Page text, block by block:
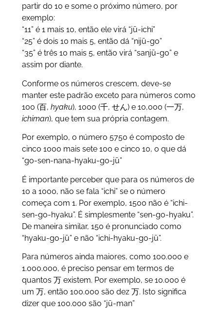
partir do 10 e some o próximo número, por
exemplo:
“11” é 1 mais 10, então ele virá “jū-ichi”
“25” é dois 10 mais 5, então dá “nijū-go”
“35” é três 10 mais 5, então virá “sanjū-go” e
assim por diante.
Conforme os números crescem, deve-se
manter este padrão exceto para números como
100 (百, hyaku), 1000 (千, せん) e 10,000 (一万,
ichiman), que tem sua própria contagem.
Por exemplo, o número 5750 é composto de
cinco 1000 mais sete 100 e cinco 10, o que dá
“go-sen-nana-hyaku-go-jū”
É importante perceber que para os números de
10 a 1000, não se fala “ichi” se o número
começa com 1. Por exemplo, 1500 não é “ichi-
sen-go-hyaku”. É simplesmente “sen-go-hyaku”.
De maneira similar, 150 é pronunciado como
“hyaku-go-jū” e não “ichi-hyaku-go-jū”.
Para números ainda maiores, como 100.000 e
1.000.000, é preciso pensar em termos de
quantos 万 existem. Por exemplo, se 10.000 é
um 万, então 100.000 são dez 万. Isto significa
dizer que 100.000 são “jū-man”